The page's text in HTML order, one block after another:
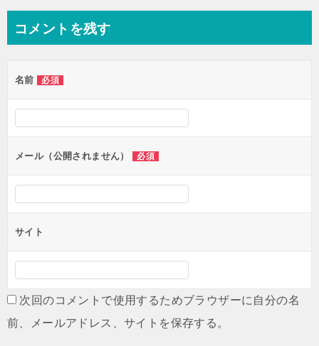
コメントを残す
名前 必須
メール（公開されません） 必須
サイト
次回のコメントで使用するためブラウザーに自分の名
前、メールアドレス、サイトを保存する。